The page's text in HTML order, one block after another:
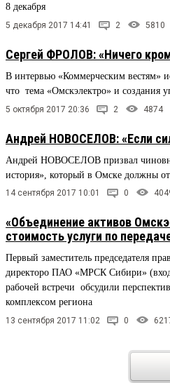
8 декабря
5 декабря 2017 14:41 2 5810
Сергей ФРОЛОВ: «Ничего
В интервью «Коммерческим вестям»
что тема «Омскэлектро» и создания
5 октября 2017 20:36 2 4874
Андрей НОВОСЕЛОВ: «Если
Андрей НОВОСЕЛОВ призвал
история», который в Омске должны
14 сентября 2017 10:01 0
«Объединение активов
стоимость услуги по
Первый заместитель председателя
директоро ПАО «МРСК Сибири»
рабочей встречи обсудили
комплексом региона
13 сентября 2017 11:02 0